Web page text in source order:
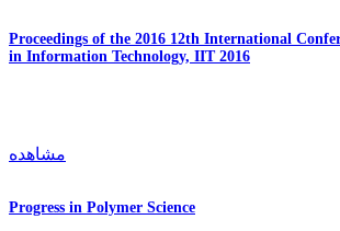
Proceedings of the 2016 12th International
in Information Technology, IIT 2016
مشاهده
Progress in Polymer Science